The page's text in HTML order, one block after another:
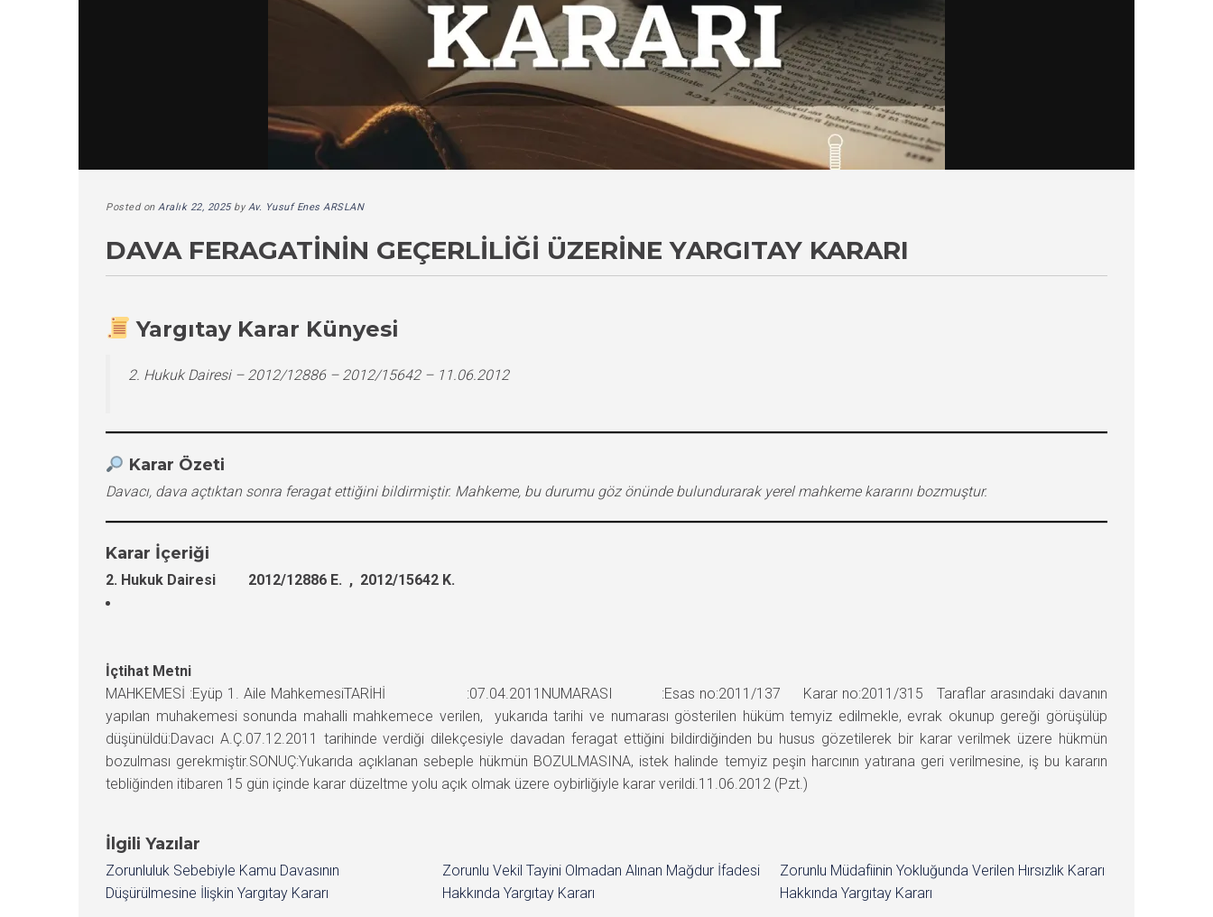
Posted on Aralık 22, 2025byAv. Yusuf Enes ARSLAN
DAVA FERAGATININ GEÇERLILIĞI ÜZERINE YARGITAY KARARI
Yargıtay Karar Künyesi
2. Hukuk Dairesi – 2012/12886 – 2012/15642 – 11.06.2012
Karar Özeti
Davacı, dava açtıktan sonra feragat ettiğini bildirmiştir. Mahkeme, bu durumu göz önünde bulundurarak yerel mahkeme kararını bozmuştur.
Karar İçeriği
2. Hukuk Dairesi 2012/12886 E. , 2012/15642 K.
İçtihat Metni
MAHKEMESİ :Eyüp 1. Aile MahkemesiTARİHİ :07.04.2011NUMARASI :Esas no:2011/137 Karar no:2011/315 Taraflar arasındaki davanın
yapılan muhakemesi sonunda mahalli mahkemece verilen, yukarıda tarihi ve numarası gösterilen hüküm temyiz edilmekle, evrak okunup gereği görüşülüp
düşünüldü:Davacı A.Ç.07.12.2011 tarihinde verdiği dilekçesiyle davadan feragat ettiğini bildirdiğinden bu husus gözetilerek bir karar verilmek üzere hükmün
bozulması gerekmiştir.SONUÇ:Yukarıda açıklanan sebeple hükmün BOZULMASINA, istek halinde temyiz peşin harcının yatırana geri verilmesine, iş bu kararın
tebliğinden itibaren 15 gün içinde karar düzeltme yolu açık olmak üzere oybirliğiyle karar verildi.11.06.2012 (Pzt.)
İlgili Yazılar
Zorunluluk Sebebiyle Kamu Davasının
Düşürülmesine İlişkin Yargıtay Kararı
Zorunlu Vekil Tayini Olmadan Alınan Mağdur İfadesi
Hakkında Yargıtay Kararı
Zorunlu Müdafiinin Yokluğunda Verilen Hırsızlık Kararı
Hakkında Yargıtay Kararı